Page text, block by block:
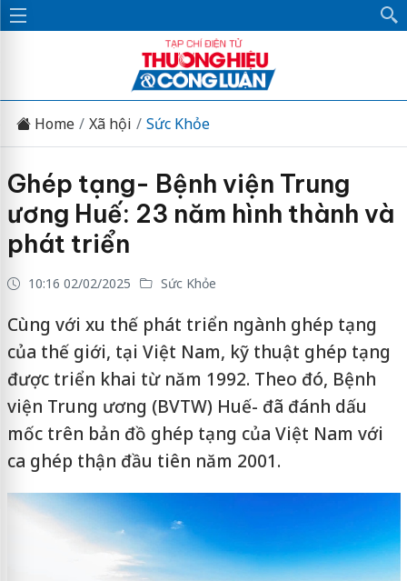
Home Xã hội Sức Khỏe
Ghép tạng- Bệnh viện Trung
ương Huế: 23 năm hình thành và
phát triển
10:16 02/02/2025 Sức Khỏe
Cùng với xu thế phát triển ngành ghép tạng
của thế giới, tại Việt Nam, kỹ thuật ghép tạng
được triển khai từ năm 1992. Theo đó, Bệnh
viện Trung ương (BVTW) Huế- đã đánh dấu
mốc trên bản đồ ghép tạng của Việt Nam với
ca ghép thận đầu tiên năm 2001.